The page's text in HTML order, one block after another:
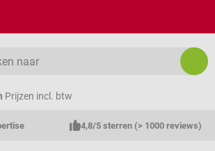
Prijzen incl. btw
4,8/5 sterren (> 1000 reviews)